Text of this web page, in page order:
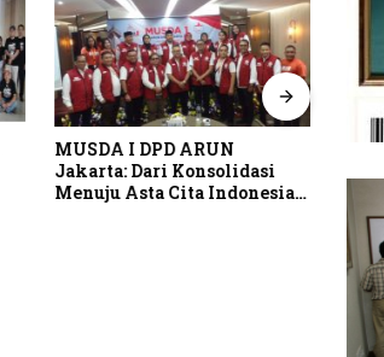
MUSDA I DPD ARUN
Jakarta: Dari Konsolidasi
Menuju Asta Cita Indonesia